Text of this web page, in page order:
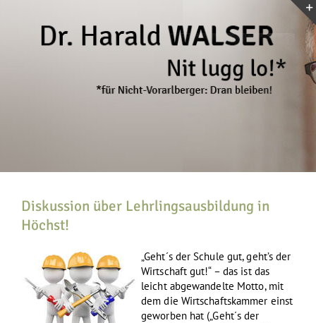
Diskussion über Lehrlingsausbildung in
Höchst!
„Geht´s der Schule gut, geht’s der
Wirtschaft gut!“ – das ist das
leicht abgewandelte Motto, mit
dem die Wirtschaftskammer einst
geworben hat („Geht´s der